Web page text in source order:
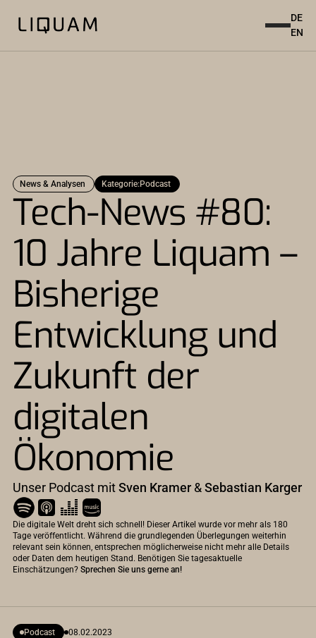
DE
EN
News & Analysen Kategorie:Podcast
Tech-News #80:
10 Jahre Liquam –
Bisherige
Entwicklung und
Zukunft der
digitalen
Ökonomie
Unser Podcast mitSven Kramer &Sebastian Karger
Die digitale Welt dreht sich schnell! Dieser Artikel wurde vor mehr als 180
Tage veröffentlicht. Während die grundlegenden Überlegungen weiterhin
relevant sein können, entsprechen möglicherweise nicht mehr alle Details
oder Daten dem heutigen Stand. Benötigen Sie tagesaktuelle
Einschätzungen? Sprechen Sie uns gerne an!
Podcast 08.02.2023